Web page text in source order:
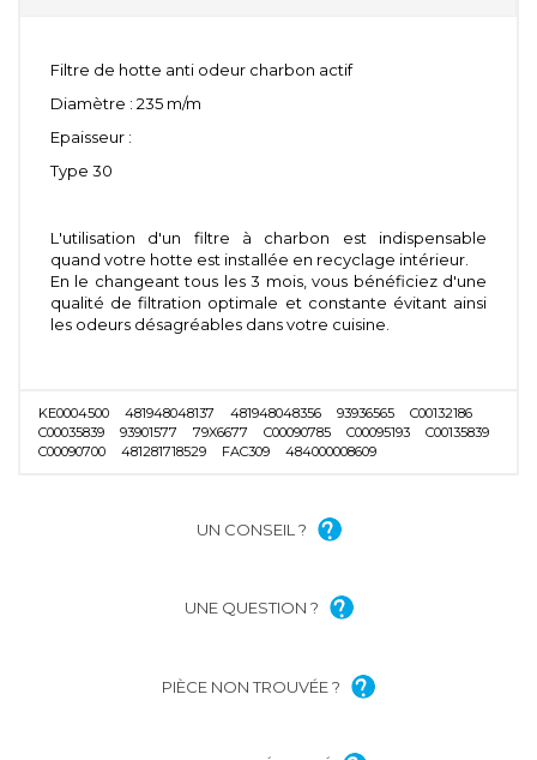
Filtre de hotte anti odeur charbon actif
Diamètre : 235 m/m
Epaisseur :
Type 30
L'utilisation d'un filtre à charbon est indispensable
quand votre hotte est installée en recyclage intérieur.
En le changeant tous les 3 mois, vous bénéficiez d'une
qualité de filtration optimale et constante évitant ainsi
les odeurs désagréables dans votre cuisine.
KE0004500 481948048137 481948048356 93936565
C00132186
C00035839
93901577 79X6677 C00090785 C00095193
C00135839
C00090700
481281718529 FAC309 484000008609
UN CONSEIL ?
UNE QUESTION ?
PIÈCE NON TROUVÉE ?